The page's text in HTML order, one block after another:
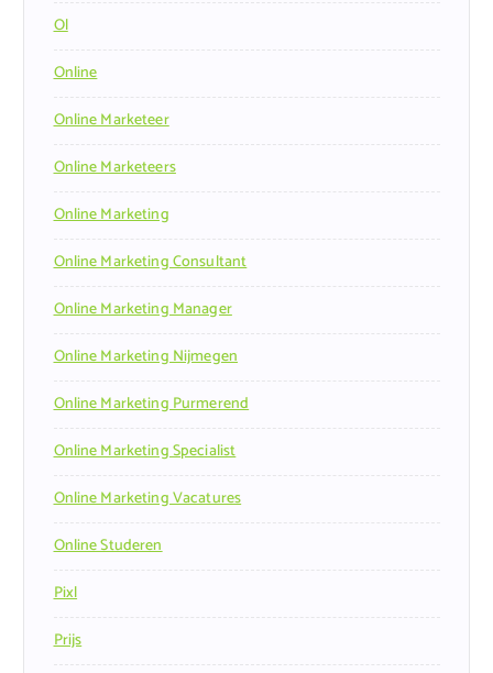
Ol
Online
Online Marketeer
Online Marketeers
Online Marketing
Online Marketing Consultant
Online Marketing Manager
Online Marketing Nijmegen
Online Marketing Purmerend
Online Marketing Specialist
Online Marketing Vacatures
Online Studeren
Pixl
Prijs